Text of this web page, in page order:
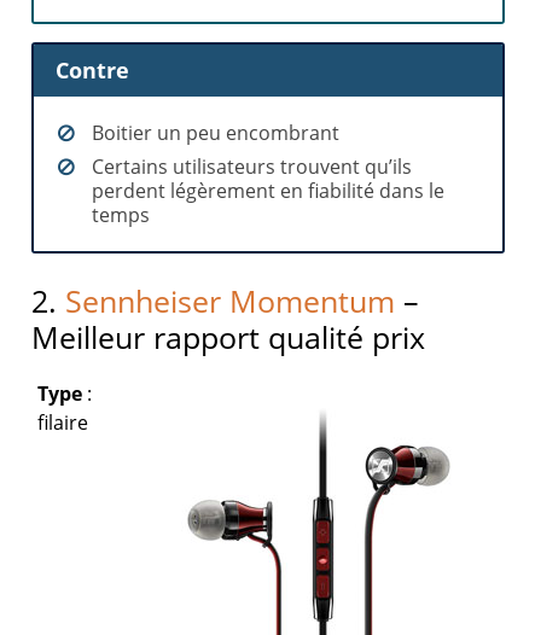
Contre
Boitier un peu encombrant
Certains utilisateurs trouvent qu’ils
perdent légèrement en fiabilité dans le
temps
2. Sennheiser Momentum –
Meilleur rapport qualité prix
Type :
filaire